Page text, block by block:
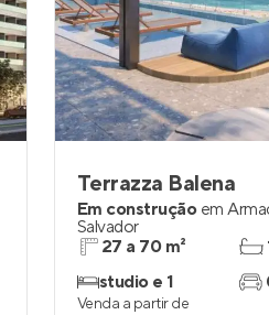
Terrazza Balena
Em construção em
Salvador
27 a 70 m²
studio e 1
Venda a partir de